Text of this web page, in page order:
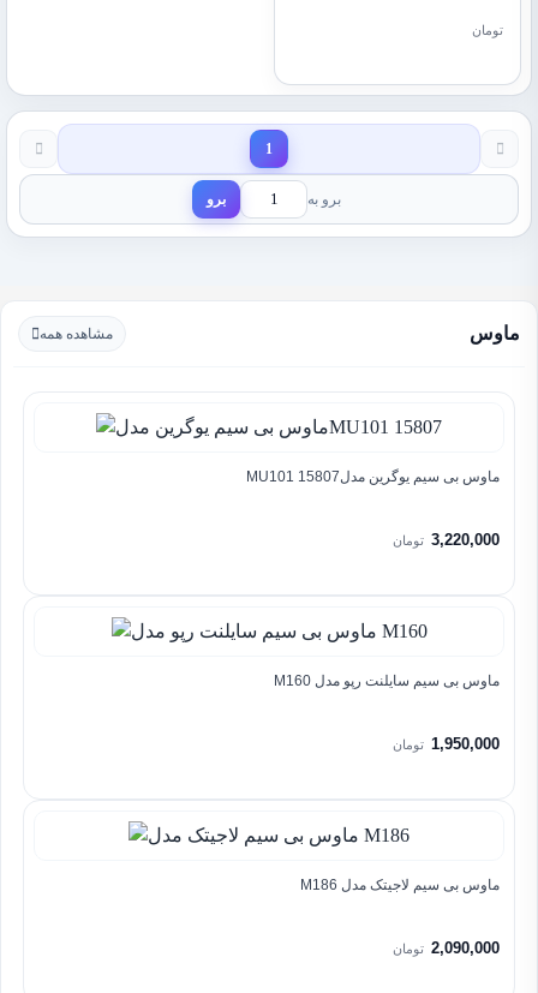
تومان
1
برو به برو
ماوس مشاهده همه
ماوس بی سیم یوگرین مدلMU101 15807
3,220,000 تومان
ماوس بی سیم سایلنت رپو مدل M160
1,950,000 تومان
ماوس بی سیم لاجیتک مدل M186
2,090,000 تومان